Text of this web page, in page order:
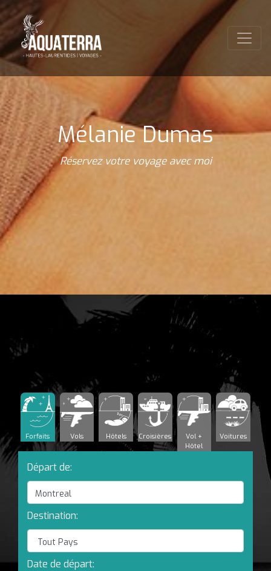
Mélanie Dumas
Réservez votre voyage avec moi
Forfaits Vols Hôtels Croisières
Vol +
Hôtel
Voitures
Départ de:
Destination:
Date de départ: